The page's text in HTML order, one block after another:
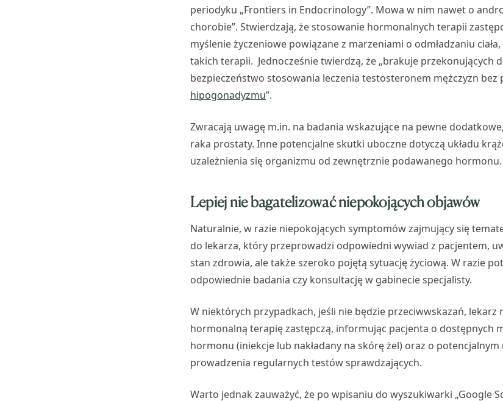
periodyku „Frontiers in Endocrinology”. Mowa w nim nawet o
chorobie”. Stwierdzają, że stosowanie hormonalnych terapii
myślenie życzeniowe powiązane z marzeniami o odmładzaniu
takich terapii. Jednocześnie twierdzą, że „brakuje przekonujących
bezpieczeństwo stosowania leczenia testosteronem mężczyzn bez
hipogonadyzmu”.
Zwracają uwagę m.in. na badania wskazujące na pewne
raka prostaty. Inne potencjalne skutki uboczne dotyczą układu
uzależnienia się organizmu od zewnętrznie podawanego hormonu.
Lepiej nie bagatelizować niepokojących objawów
Naturalnie, w razie niepokojących symptomów zajmujący się
do lekarza, który przeprowadzi odpowiedni wywiad z pacjentem,
stan zdrowia, ale także szeroko pojętą sytuację życiową. W razie
odpowiednie badania czy konsultację w gabinecie specjalisty.
W niektórych przypadkach, jeśli nie będzie przeciwwskazań, lekarz
hormonalną terapię zastępczą, informując pacjenta o dostępnych
hormonu (iniekcje lub nakładany na skórę żel) oraz o
prowadzenia regularnych testów sprawdzających.
Warto jednak zauważyć, że po wpisaniu do wyszukiwarki „Google